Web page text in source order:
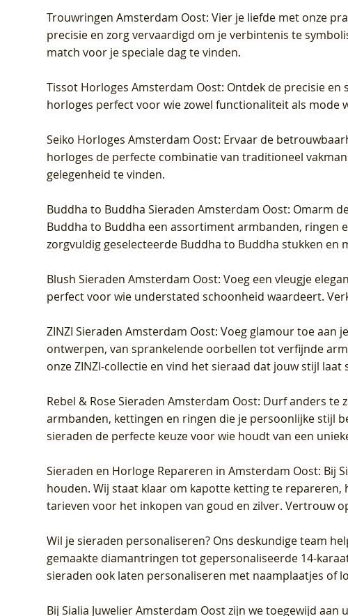
Trouwringen Amsterdam Oost: Vier je liefde met onze
precisie en zorg vervaardigd om je verbintenis te
match voor je speciale dag te vinden.
Tissot Horloges Amsterdam Oost: Ontdek de precisie
horloges perfect voor wie zowel functionaliteit als mode
Seiko Horloges Amsterdam Oost: Ervaar de
horloges de perfecte combinatie van traditioneel
gelegenheid te vinden.
Buddha to Buddha Sieraden Amsterdam Oost: Omarm
Buddha to Buddha een assortiment armbanden, ringen
zorgvuldig geselecteerde Buddha to Buddha stukken en
Blush Sieraden Amsterdam Oost: Voeg een vleugje
perfect voor wie understated schoonheid waardeert.
ZINZI Sieraden Amsterdam Oost: Voeg glamour toe aan
ontwerpen, van sprankelende oorbellen tot verfijnde
onze ZINZI-collectie en vind het sieraad dat jouw stijl laat
Rebel & Rose Sieraden Amsterdam Oost: Durf anders te
armbanden, kettingen en ringen die je persoonlijke stijl
sieraden de perfecte keuze voor wie houdt van een
Sieraden en Horloge Repareren in Amsterdam Oost: Bij
houden. Wij staat klaar om kapotte ketting te
tarieven voor het inkopen van goud en zilver. Vertrouw
Wil je sieraden personaliseren? Ons deskundige team
gemaakte diamantringen tot gepersonaliseerde 14-
sieraden ook laten personaliseren met naamplaatjes of
BijSialia Juwelier Amsterdam Oostzijn we toegewijd aan